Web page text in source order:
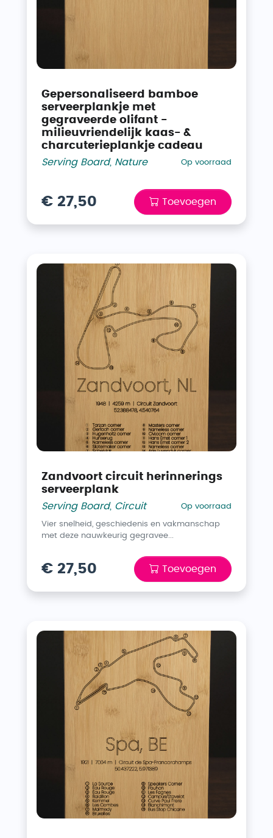
Gepersonaliseerd bamboe
serveerplankje met
gegraveerde olifant -
milieuvriendelijk kaas- &
charcuterieplankje cadeau
Serving Board, Nature Op voorraad
€ 27,50 Toevoegen
Zandvoort circuit herinnerings
serveerplank
Serving Board, Circuit Op voorraad
Vier snelheid, geschiedenis en vakmanschap
met deze nauwkeurig gegravee...
€ 27,50 Toevoegen